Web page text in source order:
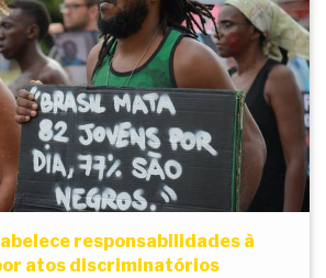
responsabilidades à
atos discriminatórios